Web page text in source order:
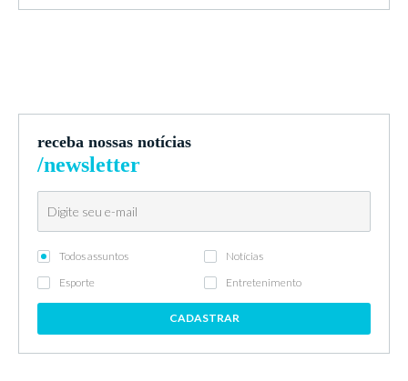
receba nossas notícias
/newsletter
Todos assuntos
Notícias
Esporte
Entretenimento
CADASTRAR